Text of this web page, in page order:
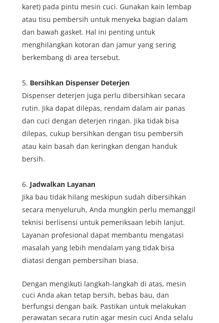
karet) pada pintu mesin cuci. Gunakan kain lembap
atau tisu pembersih untuk menyeka bagian dalam
dan bawah gasket. Hal ini penting untuk
menghilangkan kotoran dan jamur yang sering
berkembang di area tersebut.
Bersihkan Dispenser Deterjen
Dispenser deterjen juga perlu dibersihkan secara
rutin. Jika dapat dilepas, rendam dalam air panas
dan cuci dengan deterjen ringan. Jika tidak bisa
dilepas, cukup bersihkan dengan tisu pembersih
atau kain basah dan keringkan dengan handuk
bersih.
Jadwalkan Layanan
Jika bau tidak hilang meskipun sudah dibersihkan
secara menyeluruh, Anda mungkin perlu memanggil
teknisi berlisensi untuk pemeriksaan lebih lanjut.
Layanan profesional dapat membantu mengatasi
masalah yang lebih mendalam yang tidak bisa
diatasi dengan pembersihan biasa.
Dengan mengikuti langkah-langkah di atas, mesin
cuci Anda akan tetap bersih, bebas bau, dan
berfungsi dengan baik. Pastikan untuk melakukan
perawatan secara rutin agar mesin cuci Anda selalu